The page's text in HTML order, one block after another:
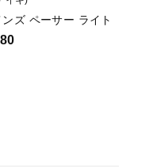
ンズ ペーサー ライトウェイト